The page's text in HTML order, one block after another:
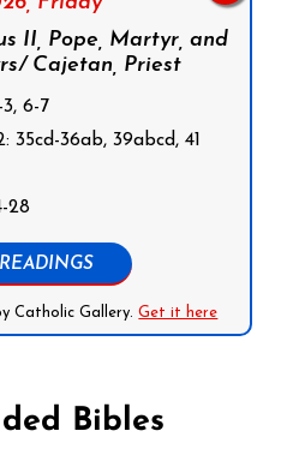
II, Pope, Martyr, and
Cajetan, Priest
6-7
36ab, 39abcd, 41
28
Catholic Gallery.Get it here
Bibles